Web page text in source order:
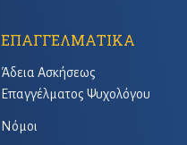
ΕΠΑΓΓΕΛΜΑΤΙΚΑ
Άδεια Ασκήσεως
Επαγγέλματος Ψυχολόγου
Νόμοι